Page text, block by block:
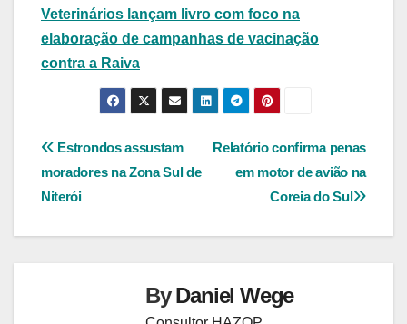
Veterinários lançam livro com foco na
elaboração de campanhas de vacinação
contra a Raiva
Navegação
de
Relatório confirma penas
em motor de avião na
Coreia do Sul
Estrondos assustam
moradores na Zona Sul de
Niterói
ByDaniel Wege